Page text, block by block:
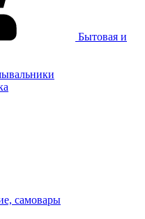
Бытовая и
самовары